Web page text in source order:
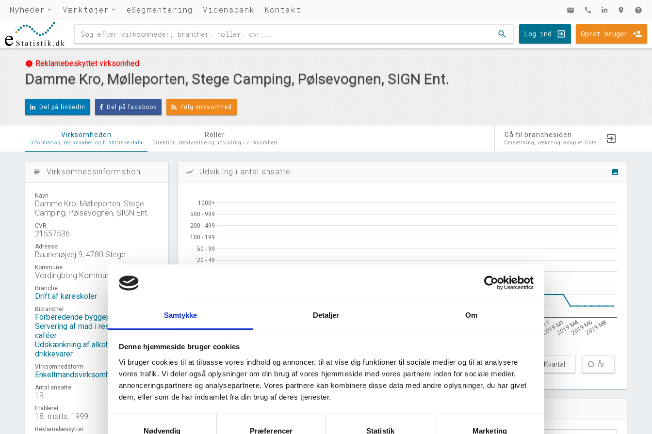
Samtykke Detaljer Om
Denne hjemmeside bruger cookies
Vi bruger cookies til at tilpasse vores indhold og annoncer, til at vise dig funktioner til sociale medier og til at analysere
vores trafik. Vi deler også oplysninger om din brug af vores hjemmeside med vores partnere inden for sociale medier,
annonceringspartnere og analysepartnere. Vores partnere kan kombinere disse data med andre oplysninger, du har givet
dem, eller som de har indsamlet fra din brug af deres tjenester.
Nødvendig
Præferencer Statistik Marketing
Nyheder Værktøjer eSegmentering Vidensbank Kontakt mail phone location_on help
search Log ind Opret bruger
error Reklamebeskyttet virksomhed
Damme Kro, Mølleporten, Stege Camping, Pølsevognen, SIGN Ent.
Del på linkedIn Del på facebook Følg virksomhed
Virksomheden
Information, regnskaber og historiske data
Roller
Direktion, bestyrelse og udvikling i virksomhed
Gå til branchesiden
Omsætning, vækst og komplet liste
subject Virksomhedsinformation
Navn
Damme Kro, Mølleporten, Stege
Camping, Pølsevognen, SIGN Ent.
CVR
21557536
Adresse
Baunehøjvej 9, 4780 Stege
Kommune
Vordingborg Kommune
Branche
Drift af køreskoler
Bibrancher
Forberedende byggepladsarbejder
Servering af mad i restauranter og
caféer
Udskænkning af alkoholiske
drikkevarer
Virksomhedsform
Enkeltmandsvirksomhed
Antal ansatte
19
Etableret
18. marts, 1999
Reklamebeskyttet
show_chart Udvikling i antal ansatte image
2015 M12015 M32015 M52015 M72015 M92015 M112016 M12016 M32016 M52016 M72016 M92016 M112017 M12017 M32017 M52017 M72017 M92017 M112018 M12018 M32018 M52018 M72018 M92018 M112019 M12019 M42019 M62019 M8
20 - 49
20 - 49
50 - 99
50 - 99
100 - 199
100 - 199
200 - 499
200 - 499
500 - 999
500 - 999
1000+
1000+
Måned Kvartal År